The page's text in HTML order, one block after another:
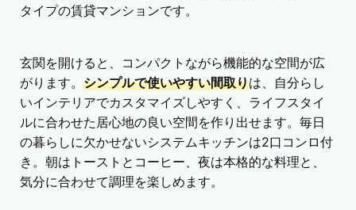
タイプの賃貸マンションです。
玄関を開けると、コンパクトながら機能的な空間が広
がります。 シンプルで使いやすい間取りは、自分らし
いインテリアでカスタマイズしやすく、ライフスタイ
ルに合わせた居心地の良い空間を作り出せます。毎日
の暮らしに欠かせないシステムキッチンは2口コンロ付
き。朝はトーストとコーヒー、夜は本格的な料理と、
気分に合わせて調理を楽しめます。